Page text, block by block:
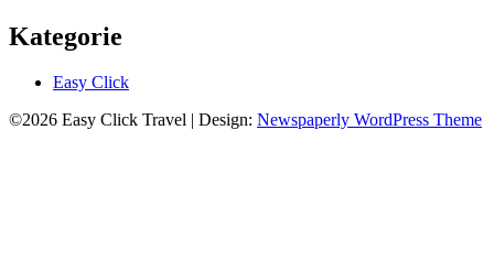
Kategorie
Easy Click
©2026 Easy Click Travel
| Design: Newspaperly WordPress Theme